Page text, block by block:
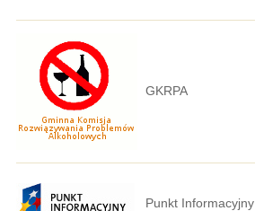
GKRPA
Punkt Informacyjny